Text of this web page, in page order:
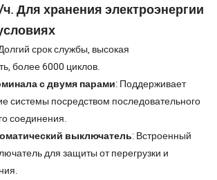
ч. Для хранения электроэнергии
срок службы, высокая
более 6000 циклов.
с двумя парами: Поддерживает
системы посредством последовательного
соединения.
выключатель: Встроенный
для защиты от перегрузки и